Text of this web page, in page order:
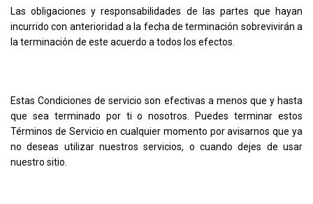
Las obligaciones y responsabilidades de las partes que hayan
incurrido con anterioridad a la fecha de terminación sobrevivirán a
la terminación de este acuerdo a todos los efectos.
Estas Condiciones de servicio son efectivas a menos que y hasta
que sea terminado por ti o nosotros. Puedes terminar estos
Términos de Servicio en cualquier momento por avisarnos que ya
no deseas utilizar nuestros servicios, o cuando dejes de usar
nuestro sitio.